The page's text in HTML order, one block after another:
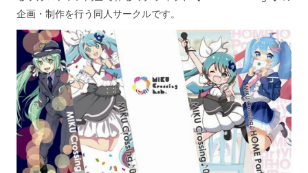
企画・制作を行う同人サークルです。